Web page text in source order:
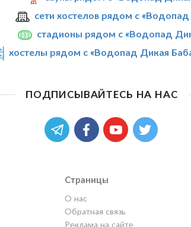
сети хостелов рядом с
стадионы рядом с «Водопад
хостелы рядом с «Водопад Дикая
ПОДПИСЫВАЙТЕСЬ НА НАС
Страницы
О нас
Обратная связь
Реклама на сайте